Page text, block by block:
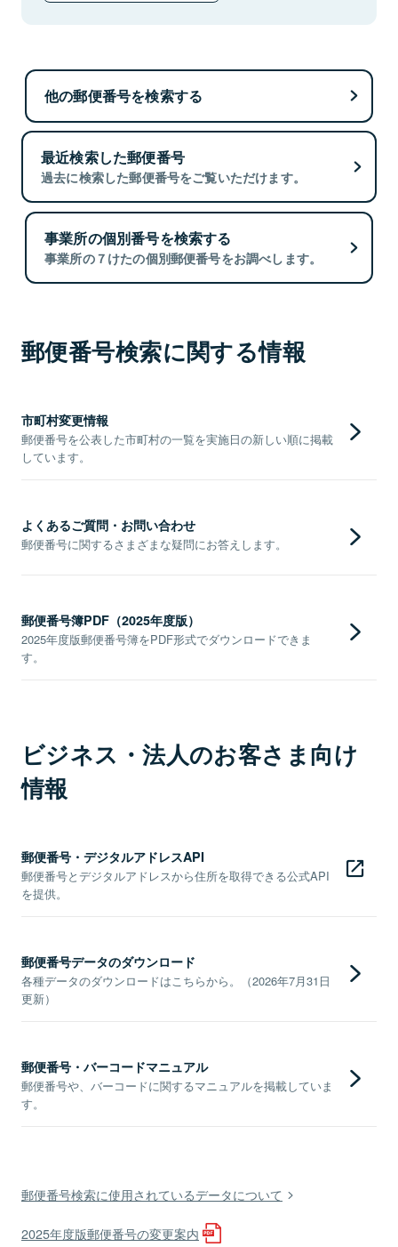
他の郵便番号を検索する
最近検索した郵便番号
過去に検索した郵便番号をご覧いただけます。
事業所の個別番号を検索する
事業所の７けたの個別郵便番号をお調べします。
郵便番号検索に関する情報
市町村変更情報
郵便番号を公表した市町村の一覧を実施日の新しい順に掲載
しています。
よくあるご質問・お問い合わせ
郵便番号に関するさまざまな疑問にお答えします。
郵便番号簿PDF（2025年度版）
2025年度版郵便番号簿をPDF形式でダウンロードできま
す。
ビジネス・法人のお客さま向け
情報
郵便番号・デジタルアドレスAPI
郵便番号とデジタルアドレスから住所を取得できる公式API
を提供。
郵便番号データのダウンロード
各種データのダウンロードはこちらから。（2026年7月31日
更新）
郵便番号・バーコードマニュアル
郵便番号や、バーコードに関するマニュアルを掲載していま
す。
郵便番号検索に使用されているデータについて
2025年度版郵便番号の変更案内